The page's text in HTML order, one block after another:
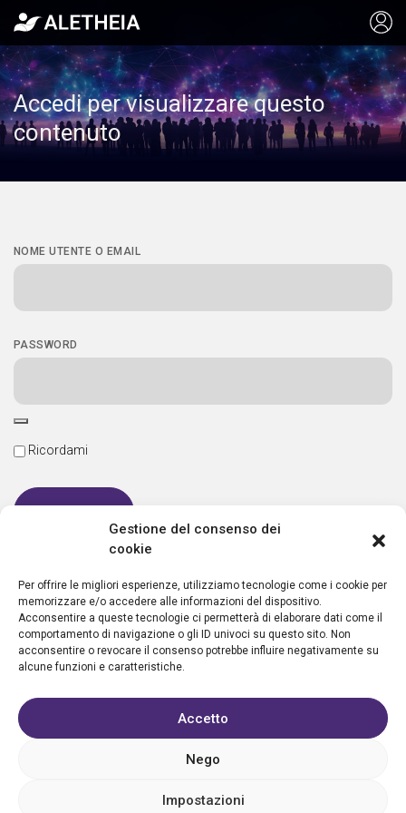
Gestione del consenso dei
cookie
Per offrire le migliori esperienze, utilizziamo tecnologie come i cookie per
memorizzare e/o accedere alle informazioni del dispositivo.
Acconsentire a queste tecnologie ci permetterà di elaborare dati come il
comportamento di navigazione o gli ID univoci su questo sito. Non
acconsentire o revocare il consenso potrebbe influire negativamente su
alcune funzioni e caratteristiche.
Accetto
Nego
Impostazioni
Accedi per visualizzare questo
contenuto
NOME UTENTE O EMAIL
PASSWORD
Ricordami
Nuovo utente?Crea un account
Condizioni d’uso